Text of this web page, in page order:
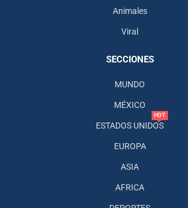
Animales
Viral
SECCIONES
MUNDO
MÉXICO
ESTADOS UNIDOS
HOT
EUROPA
ASIA
AFRICA